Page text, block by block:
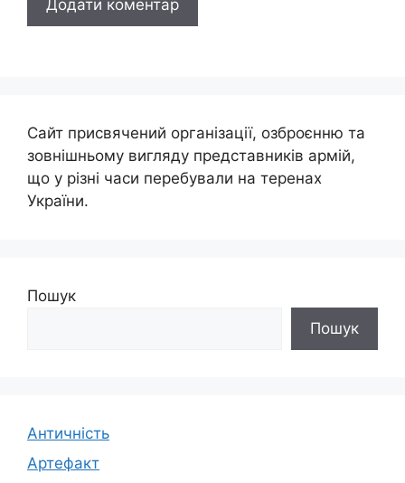
Сайт присвячений організації, озброєнню та
зовнішньому вигляду представників армій,
що у різні часи перебували на теренах
України.
Пошук
Пошук
Античність
Артефакт